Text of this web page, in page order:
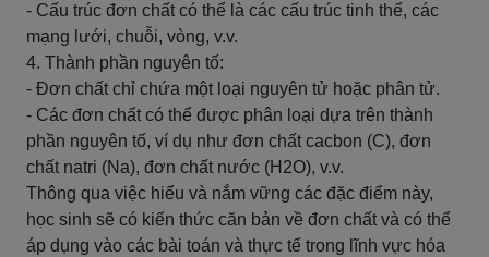
- Cấu trúc đơn chất có thể là các cấu trúc tinh thể, các
mạng lưới, chuỗi, vòng, v.v.
4. Thành phần nguyên tố:
- Đơn chất chỉ chứa một loại nguyên tử hoặc phân tử.
- Các đơn chất có thể được phân loại dựa trên thành
phần nguyên tố, ví dụ như đơn chất cacbon (C), đơn
chất natri (Na), đơn chất nước (H2O), v.v.
Thông qua việc hiểu và nắm vững các đặc điểm này,
học sinh sẽ có kiến thức căn bản về đơn chất và có thể
áp dụng vào các bài toán và thực tế trong lĩnh vực hóa